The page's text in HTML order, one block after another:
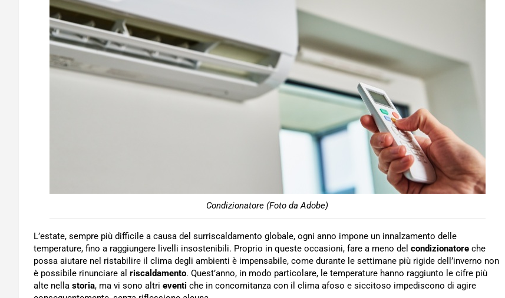
Condizionatore (Foto da Adobe)
L’estate, sempre più difficile a causa del surriscaldamento globale, ogni anno impone un innalzamento delle
temperature, fino a raggiungere livelli insostenibili. Proprio in queste occasioni, fare a meno del condizionatore che
possa aiutare nel ristabilire il clima degli ambienti è impensabile, come durante le settimane più rigide dell’inverno non
è possibile rinunciare al riscaldamento. Quest’anno, in modo particolare, le temperature hanno raggiunto le cifre più
alte nella storia, ma vi sono altri eventi che in concomitanza con il clima afoso e siccitoso impediscono di agire